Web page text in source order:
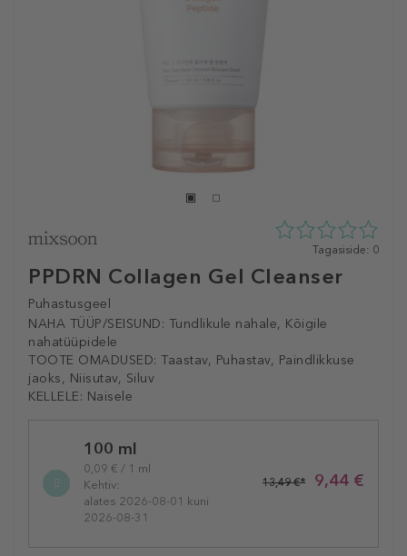
PPDRN Collagen Gel Cleanser
Puhastusgeel
NAHA TÜÜP/SEISUND: Tundlikule nahale, Kõigile
nahatüüpidele
TOOTE OMADUSED: Taastav, Puhastav, Paindlikkuse
jaoks, Niisutav, Siluv
KELLELE: Naisele
0
5st
Tagasiside: 0
variation100 ml
0,09 € / 1 ml
Kehtiv:
alates 2026-08-01 kuni
2026-08-31
9,44 €
13,49 €*